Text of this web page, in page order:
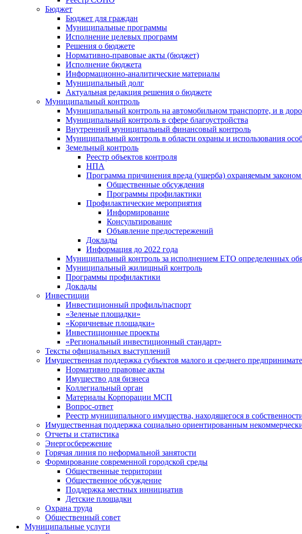
Бюджет
Бюджет для граждан
Муниципальные программы
Исполнение целевых программ
Решения о бюджете
Нормативно-правовые акты (бюджет)
Исполнение бюджета
Информационно-аналитические материалы
Муниципальный долг
Актуальная редакция решения о бюджете
Муниципальный контроль
Муниципальный контроль на автомобильном транспорте, и в
Муниципальный контроль в сфере благоустройства
Внутренний муниципальный финансовый контроль
Муниципальный контроль в области охраны и использования
Земельный контроль
Реестр объектов контроля
НПА
Программа причинения вреда (ущерба) охраняемым
Общественные обсуждения
Программы профилактики
Профилактические мероприятия
Информирование
Консультирование
Объявление предостережений
Доклады
Информация до 2022 года
Муниципальный контроль за исполнением ЕТО определенных
Муниципальный жилищный контроль
Программы профилактики
Доклады
Инвестиции
Инвестиционный профиль/паспорт
«Зеленые площадки»
«Коричневые площадки»
Инвестиционные проекты
«Региональный инвестиционный стандарт»
Тексты официальных выступлений
Имущественная поддержка субъектов малого и среднего
Нормативно правовые акты
Имущество для бизнеса
Коллегиальный орган
Материалы Корпорации МСП
Вопрос-ответ
Реестр муниципального имущества, находящегося в
Имущественная поддержка социально ориентированным
Отчеты и статистика
Энергосбережение
Горячая линия по неформальной занятости
Формирование современной городской среды
Общественные территории
Общественное обсуждение
Поддержка местных иннициатив
Детские площадки
Охрана труда
Общественный совет
Муниципальные услуги